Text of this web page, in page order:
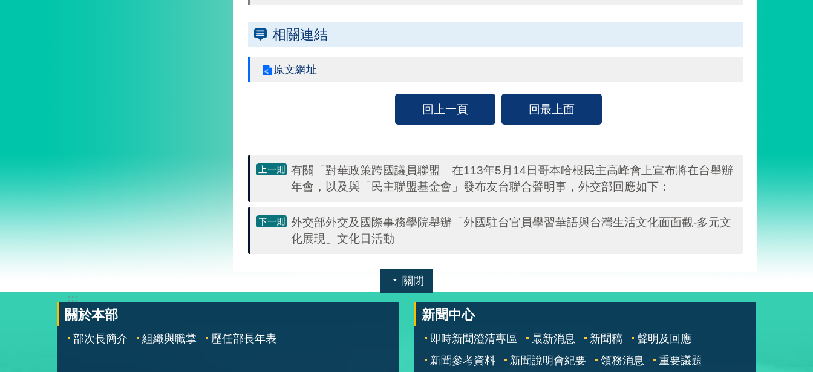
相關連結
原文網址
回上一頁 回最上面
有關「對華政策跨國議員聯盟」在113年5月14日哥本哈根民主高峰會上宣布將在台舉辦
年會，以及與「民主聯盟基金會」發布友台聯合聲明事，外交部回應如下：
外交部外交及國際事務學院舉辦「外國駐台官員學習華語與台灣生活文化面面觀-多元文
化展現」文化日活動
關閉
:::
關於本部
部次長簡介 組織與職掌 歷任部長年表
新聞中心
即時新聞澄清專區 最新消息 新聞稿
聲明及回應
新聞參考資料
新聞說明會紀要 領務消息
重要議題